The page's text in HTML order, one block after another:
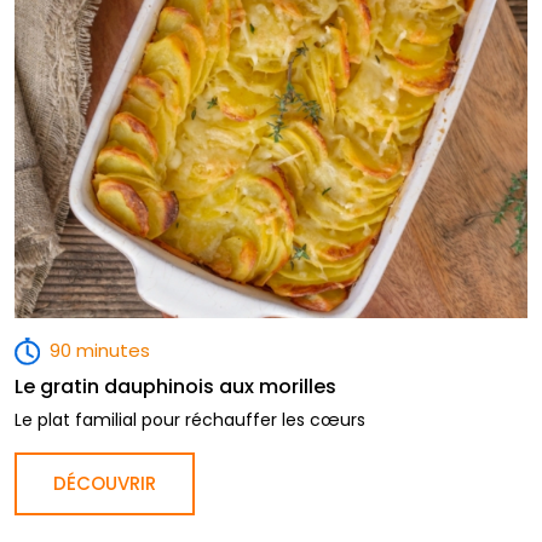
90 minutes
Le gratin dauphinois aux morilles
Le plat familial pour réchauffer les cœurs
DÉCOUVRIR